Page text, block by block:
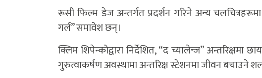
रूसी फिल्म डेज अन्तर्गत प्रदर्शन गरिने अन्य
गर्ल” समावेश छन्।
क्लिम शिपेन्कोद्वारा निर्देशित, “द च्यालेन्ज”
गुरुत्वाकर्षण अवस्थामा अन्तरिक्ष स्टेशनमा जीवन बचाउने